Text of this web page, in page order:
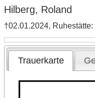
Hilberg, Roland
†02.01.2024,
Trauerkarte